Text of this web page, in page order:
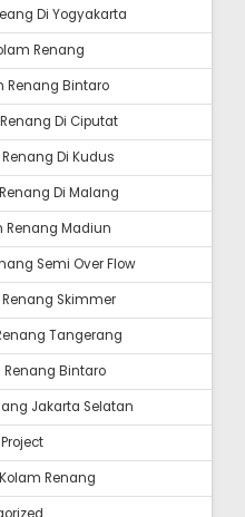
Di Yogyakarta
Renang
Renang Bintaro
Di Ciputat
Di Kudus
Di Malang
Renang Madiun
Semi Over Flow
Skimmer
Tangerang
Bintaro
Jakarta Selatan
Renang